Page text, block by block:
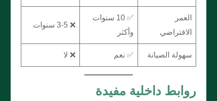
العمر
الافتراضي
✅ 10 سنوات
وأكثر
❌ 3-5 سنوات
سهولة الصيانة ✅ نعم ❌ لا
روابط داخلية مفيدة